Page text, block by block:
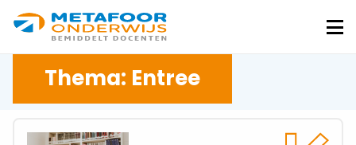
Metafoor
Onderwijs
Thema: Entree
Lees